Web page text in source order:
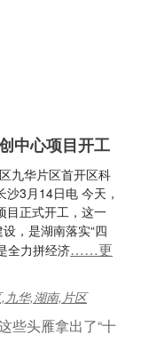
中心项目开工
九华片区首开区科
3月14日电 今天，
目正式开工，这一
，是湖南落实“四
全力拼经济……更
九华,湖南,片区